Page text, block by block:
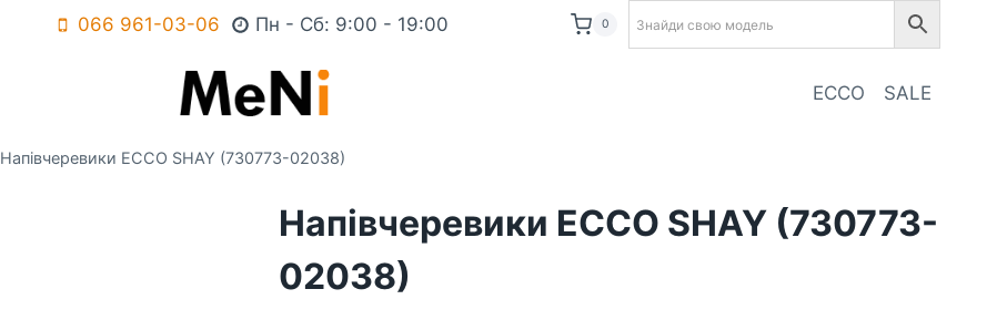
066 961-03-06 Пн - Сб: 9:00 - 19:00 0
ECCO SALE
Напівчеревики ECCO SHAY (730773-02038)
Напівчеревики ECCO SHAY (730773-
02038)